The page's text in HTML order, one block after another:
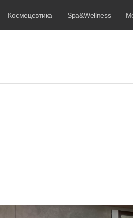
Космецевтика Spa&Wellness